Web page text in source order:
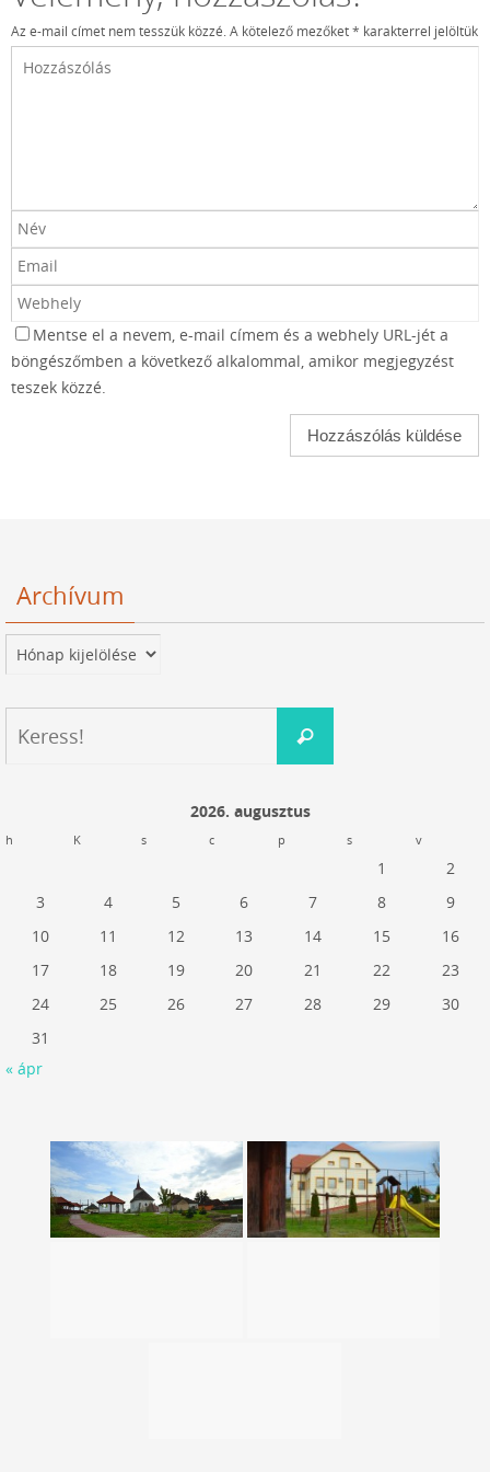
Az e-mail címet nem tesszük közzé.A kötelező mezőket* karakterrel jelöltük
Mentse el a nevem, e-mail címem és a webhely URL-jét a
böngészőmben a következő alkalommal, amikor megjegyzést
teszek közzé.
Archívum
Archívum
Keress!
2026. augusztus
h K s c p s v
1
2
3
4 5 6 7 8
9
10
11 12 13 14 15
16
17
18 19 20 21 22
23
24
25 26 27 28 29
30
31
« ápr